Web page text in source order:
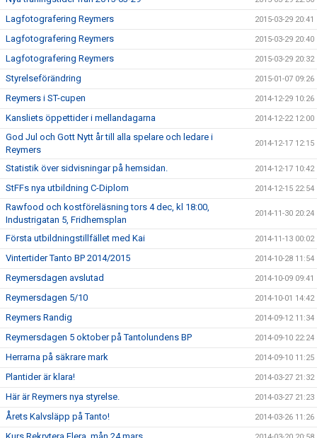
Lagfotografering Reymers 2015-03-29 20:41
Lagfotografering Reymers 2015-03-29 20:40
Lagfotografering Reymers 2015-03-29 20:32
Styrelseförändring 2015-01-07 09:26
Reymers i ST-cupen 2014-12-29 10:26
Kansliets öppettider i mellandagarna 2014-12-22 12:00
God Jul och Gott Nytt år till alla spelare och ledare i
Reymers
2014-12-17 12:15
Statistik över sidvisningar på hemsidan. 2014-12-17 10:42
StFFs nya utbildning C-Diplom 2014-12-15 22:54
Rawfood och kostföreläsning tors 4 dec, kl 18:00,
Industrigatan 5, Fridhemsplan
2014-11-30 20:24
Första utbildningstillfället med Kai 2014-11-13 00:02
Vintertider Tanto BP 2014/2015 2014-10-28 11:54
Reymersdagen avslutad 2014-10-09 09:41
Reymersdagen 5/10 2014-10-01 14:42
Reymers Randig 2014-09-12 11:34
Reymersdagen 5 oktober på Tantolundens BP 2014-09-10 22:24
Herrarna på säkrare mark 2014-09-10 11:25
Plantider är klara! 2014-03-27 21:32
Här är Reymers nya styrelse. 2014-03-27 21:23
Årets Kalvsläpp på Tanto! 2014-03-26 11:26